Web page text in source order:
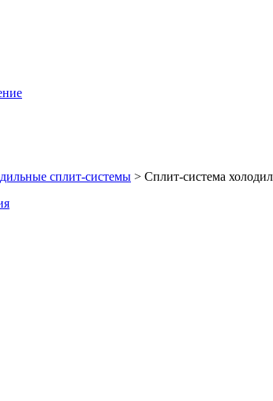
сплит-системы > Сплит-система